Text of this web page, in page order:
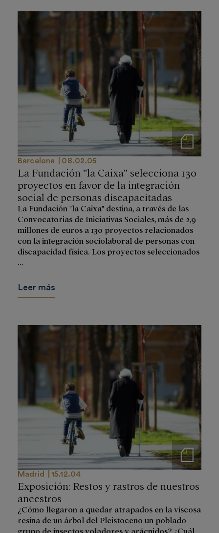
Notas de prensa
Barcelona 08.02.05
La Fundación ”la Caixa” selecciona 130
proyectos en favor de la integración
social de personas discapacitadas
La Fundación "la Caixa" destina, a través de las
Convocatorias de Iniciativas Sociales, más de 2,9
millones de euros a 130 proyectos relacionados
con la integración sociolaboral de personas con
discapacidad física. Los proyectos seleccionados
Leer más
Notas de prensa
Madrid 15.12.04
Exposición: Restos y rastros de nuestros
ancestros
¿Cómo llegaron a quedar atrapados en la viscosa
resina de un árbol del Pleistoceno un poblado
grupo de insectos voladores y arácnidos? ¿Cuál